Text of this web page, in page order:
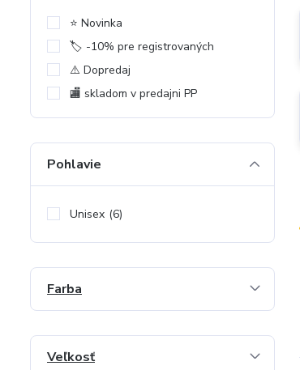
⭐️ Novinka
🏷️ -10% pre registrovaných
⚠️ Dopredaj
🏬 skladom v predajni PP
Pohlavie
Unisex (6)
Farba
Veľkosť